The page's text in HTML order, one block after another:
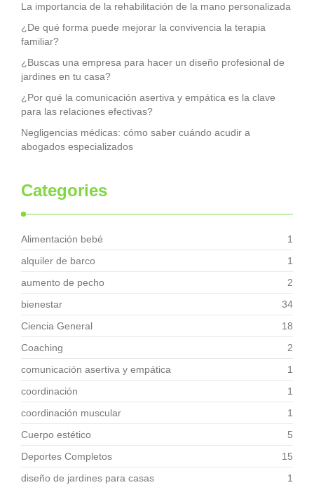
La importancia de la rehabilitación de la mano personalizada
¿De qué forma puede mejorar la convivencia la terapia
familiar?
¿Buscas una empresa para hacer un diseño profesional de
jardines en tu casa?
¿Por qué la comunicación asertiva y empática es la clave
para las relaciones efectivas?
Negligencias médicas: cómo saber cuándo acudir a
abogados especializados
Categories
Alimentación bebé
1
alquiler de barco
1
aumento de pecho
2
bienestar
34
Ciencia General
18
Coaching
2
comunicación asertiva y empática
1
coordinación
1
coordinación muscular
1
Cuerpo estético
5
Deportes Completos
15
diseño de jardines para casas
1